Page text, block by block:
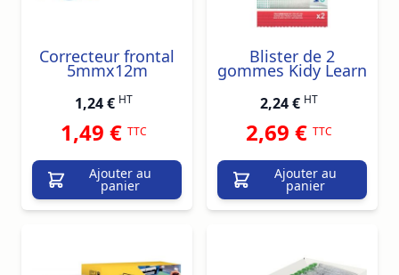
Correcteur frontal
5mmx12m
1,24 € HT
1,49 € TTC
Ajouter au
panier
Blister de 2
gommes Kidy Learn
2,24 € HT
2,69 € TTC
Ajouter au
panier